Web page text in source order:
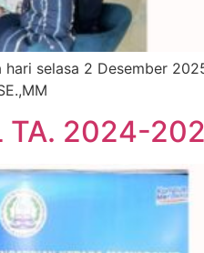
selasa 2 Desember
TA. 2024-